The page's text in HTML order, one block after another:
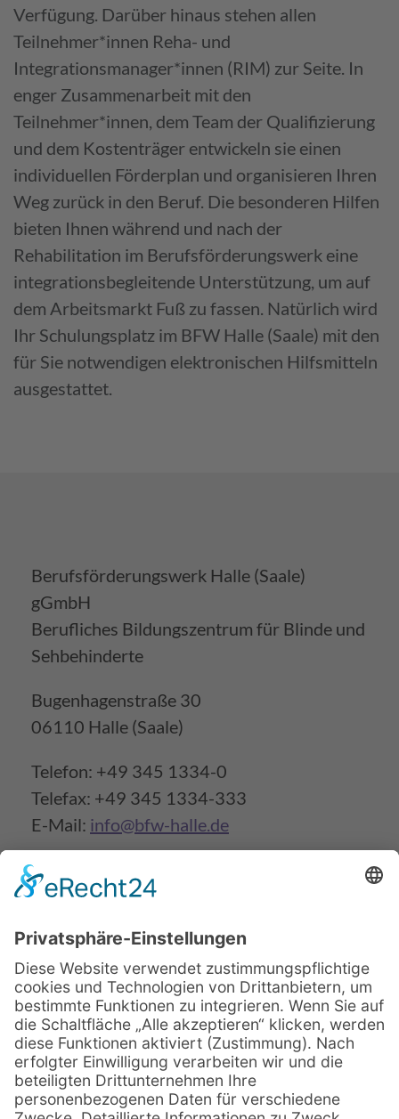
Verfügung. Darüber hinaus stehen allen
Teilnehmer*innen Reha- und
Integrationsmanager*innen (RIM) zur Seite. In
enger Zusammenarbeit mit den
Teilnehmer*innen, dem Team der Qualifizierung
und dem Kostenträger entwickeln sie einen
individuellen Förderplan und organisieren Ihren
Weg zurück in den Beruf. Die besonderen Hilfen
bieten Ihnen während und nach der
Rehabilitation im Berufsförderungswerk eine
integrationsbegleitende Unterstützung, um auf
dem Arbeitsmarkt Fuß zu fassen. Natürlich wird
Ihr Schulungsplatz im BFW Halle (Saale) mit den
für Sie notwendigen elektronischen Hilfsmitteln
ausgestattet.
Berufsförderungswerk Halle (Saale)
gGmbH
Berufliches Bildungszentrum für Blinde und
Sehbehinderte
Bugenhagenstraße 30
06110 Halle (Saale)
Telefon: +49 345 1334-0
Telefax: +49 345 1334-333
E-Mail: info@bfw-halle.de
Beratungsservice vor Ort
Beginntermine